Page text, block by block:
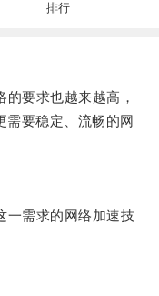
排行
要求也越来越高，
需要稳定、流畅的网
需求的网络加速技